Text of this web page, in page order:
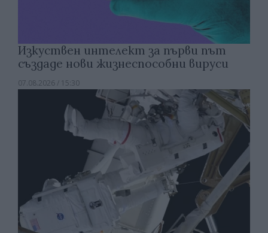
Изкуствен интелект за първи път
създаде нови жизнеспособни вируси
07.08.2026 / 15:30